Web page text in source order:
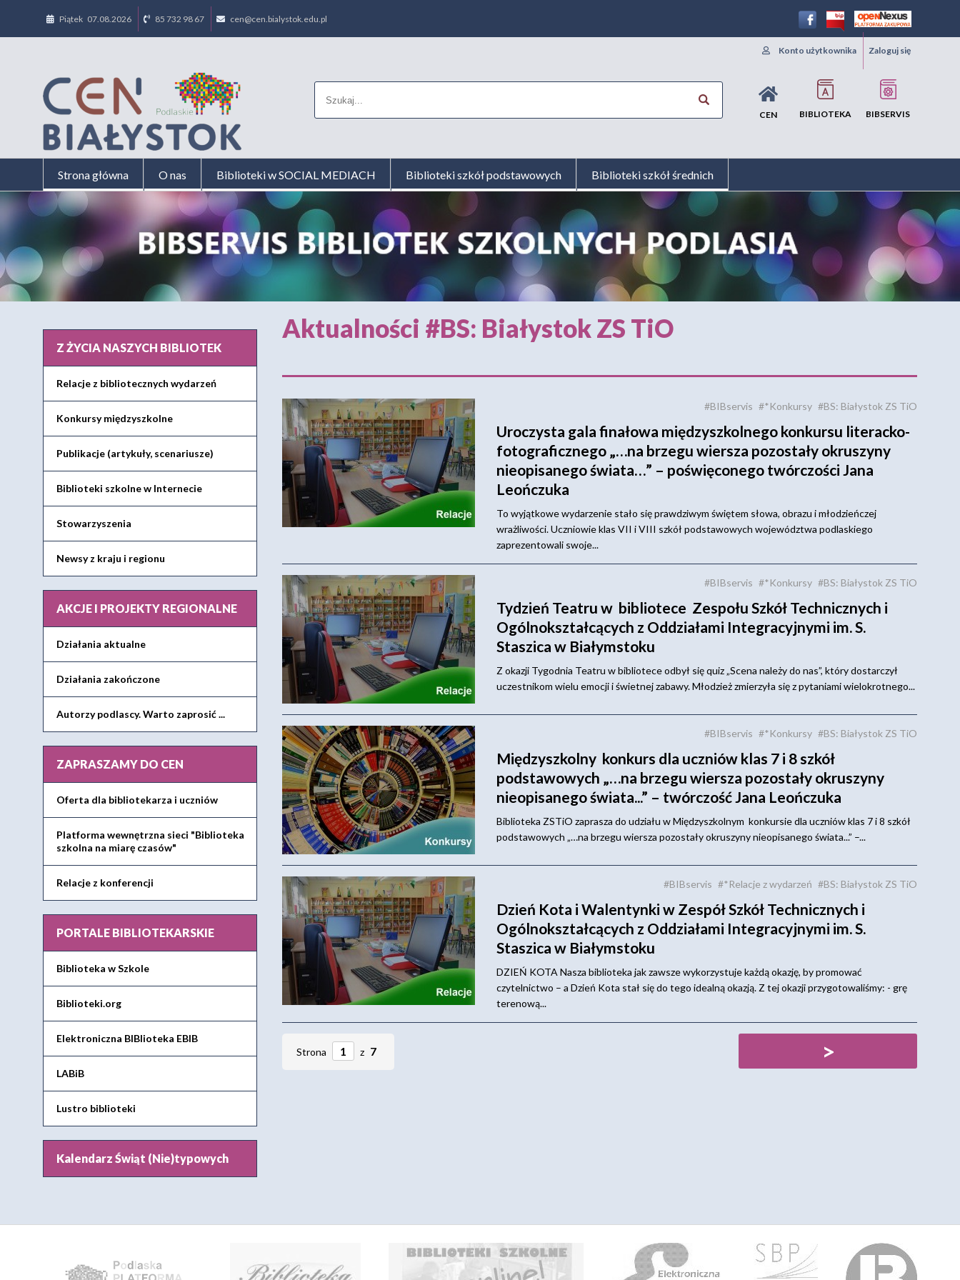
Piątek 07.08.2026 85 732 98 67 cen@cen.bialystok.edu.pl
Konto użytkownika Zaloguj się
CEN BIBLIOTEKA BIBSERVIS
Strona główna O nas Biblioteki w SOCIAL MEDIACH Biblioteki szkół podstawowych Biblioteki szkół średnich
Z ŻYCIA NASZYCH BIBLIOTEK
Relacje z bibliotecznych wydarzeń
Konkursy międzyszkolne
Publikacje (artykuły, scenariusze)
Biblioteki szkolne w Internecie
Stowarzyszenia
Newsy z kraju i regionu
AKCJE I PROJEKTY REGIONALNE
Działania aktualne
Działania zakończone
Autorzy podlascy. Warto zaprosić ...
ZAPRASZAMY DO CEN
Oferta dla bibliotekarza i uczniów
Platforma wewnętrzna sieci "Biblioteka
szkolna na miarę czasów"
Relacje z konferencji
PORTALE BIBLIOTEKARSKIE
Biblioteka w Szkole
Biblioteki.org
Elektroniczna BIBlioteka EBIB
LABiB
Lustro biblioteki
Kalendarz Świąt (Nie)typowych
Aktualności #BS: Białystok ZS TiO
#BIBservis #*Konkursy #BS: Białystok ZS TiO
Uroczysta gala finałowa międzyszkolnego konkursu literacko-
fotograficznego „…na brzegu wiersza pozostały okruszyny
nieopisanego świata…” – poświęconego twórczości Jana
Leończuka
To wyjątkowe wydarzenie stało się prawdziwym świętem słowa, obrazu i młodzieńczej
wrażliwości. Uczniowie klas VII i VIII szkół podstawowych województwa podlaskiego
zaprezentowali swoje...
#BIBservis #*Konkursy #BS: Białystok ZS TiO
Tydzień Teatru w bibliotece Zespołu Szkół Technicznych i
Ogólnokształcących z Oddziałami Integracyjnymi im. S.
Staszica w Białymstoku
Z okazji Tygodnia Teatru w bibliotece odbył się quiz „Scena należy do nas”, który dostarczył
uczestnikom wielu emocji i świetnej zabawy. Młodzież zmierzyła się z pytaniami wielokrotnego...
#BIBservis #*Konkursy #BS: Białystok ZS TiO
Międzyszkolny konkurs dla uczniów klas 7 i 8 szkół
podstawowych „…na brzegu wiersza pozostały okruszyny
nieopisanego świata...” – twórczość Jana Leończuka
Biblioteka ZSTiO zaprasza do udziału w Międzyszkolnym konkursie dla uczniów klas 7 i 8 szkół
podstawowych „…na brzegu wiersza pozostały okruszyny nieopisanego świata...” –...
#BIBservis #*Relacje z wydarzeń #BS: Białystok ZS TiO
Dzień Kota i Walentynki w Zespół Szkół Technicznych i
Ogólnokształcących z Oddziałami Integracyjnymi im. S.
Staszica w Białymstoku
DZIEŃ KOTA Nasza biblioteka jak zawsze wykorzystuje każdą okazję, by promować
czytelnictwo – a Dzień Kota stał się do tego idealną okazją. Z tej okazji przygotowaliśmy: - grę
terenową...
>
Strona z 7